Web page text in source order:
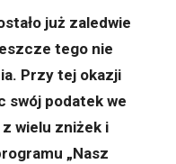
już zaledwie
tego nie
Przy tej okazji
swój podatek we
wielu zniżek i
„Nasz